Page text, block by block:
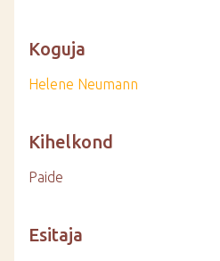
Koguja
Helene Neumann
Kihelkond
Paide
Esitaja